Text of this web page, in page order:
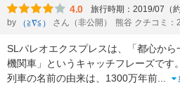
4.0 旅行時期：2019/07（約
by
（≧∇≦） さん（非公開） 熊谷 クチコミ：
SLパレオエクスプレスは、「都心から
機関車」というキャッチフレーズです。
列車の名前の由来は、1300万年前